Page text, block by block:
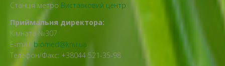
Станція метро Виставковий центр
Приймальня директора:
Кімната №307
E-mail: biomed@knu.ua
Телефон/Факс: +38044 521-35-98